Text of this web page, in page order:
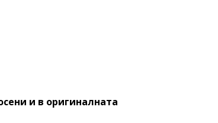
и в оригиналната